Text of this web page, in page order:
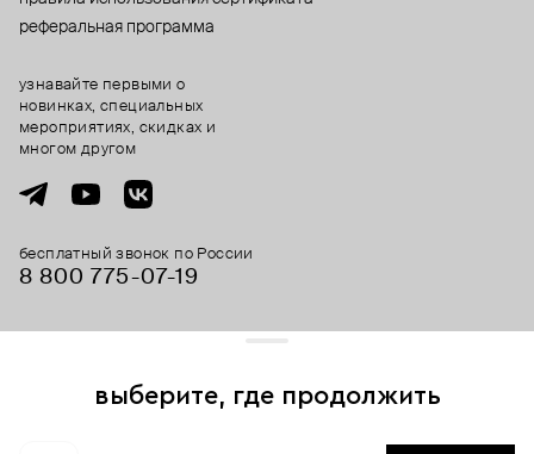
реферальная программа
бесплатный звонок по России
8 800 775⁠-07⁠-19
узнавайте первыми о
новинках, специальных
мероприятиях, скидках и
многом другом
выберите, где продолжить